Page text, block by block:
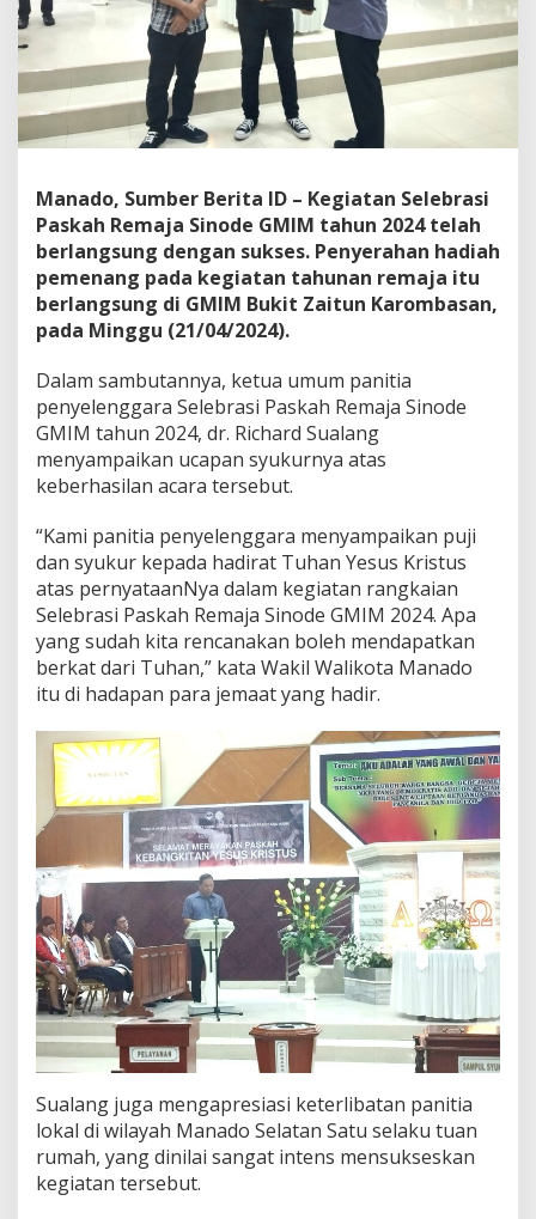
a
G
M
I
M
2
0
4
B
e
r
l
a
n
g
u
n
S
u
k
e
,
R
i
c
h
a
r
u
a
l
a
n
g
:
M
a
k
a
s
e
B
y
a
k
Manado, Sumber Berita ID – Kegiatan Selebrasi
Paskah Remaja Sinode GMIM tahun 2024 telah
berlangsung dengan sukses. Penyerahan hadiah
pemenang pada kegiatan tahunan remaja itu
berlangsung di GMIM Bukit Zaitun Karombasan,
pada Minggu (21/04/2024).
Dalam sambutannya, ketua umum panitia
penyelenggara Selebrasi Paskah Remaja Sinode
GMIM tahun 2024, dr. Richard Sualang
menyampaikan ucapan syukurnya atas
keberhasilan acara tersebut.
“Kami panitia penyelenggara menyampaikan puji
dan syukur kepada hadirat Tuhan Yesus Kristus
atas pernyataanNya dalam kegiatan rangkaian
Selebrasi Paskah Remaja Sinode GMIM 2024. Apa
yang sudah kita rencanakan boleh mendapatkan
berkat dari Tuhan,” kata Wakil Walikota Manado
itu di hadapan para jemaat yang hadir.
Sualang juga mengapresiasi keterlibatan panitia
lokal di wilayah Manado Selatan Satu selaku tuan
rumah, yang dinilai sangat intens mensukseskan
kegiatan tersebut.